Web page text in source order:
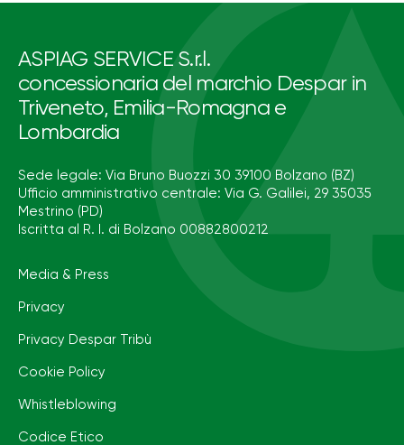
ASPIAG SERVICE S.r.l.
concessionaria del marchio Despar in
Triveneto, Emilia-Romagna e
Lombardia
Sede legale: Via Bruno Buozzi 30 39100 Bolzano (BZ)
Ufficio amministrativo centrale: Via G. Galilei, 29 35035
Mestrino (PD)
Iscritta al R. I. di Bolzano 00882800212
Media & Press
Privacy
Privacy Despar Tribù
Cookie Policy
Whistleblowing
Codice Etico